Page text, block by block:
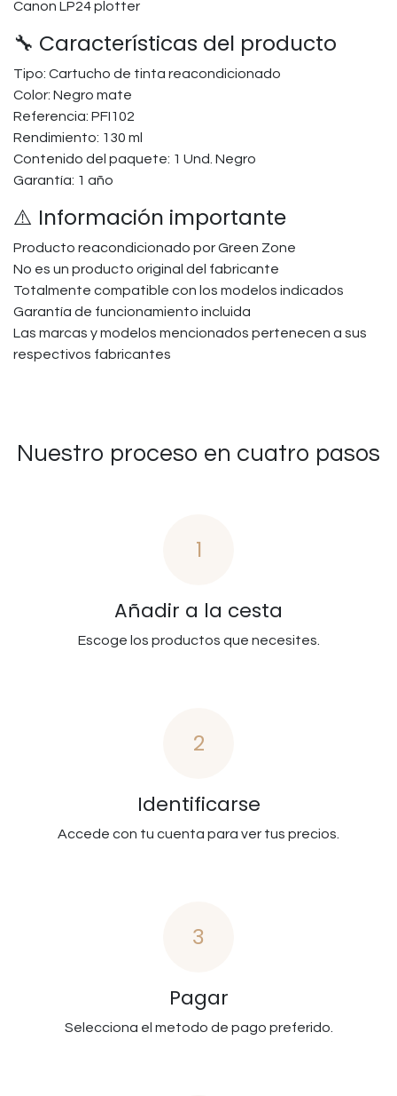
Canon LP24 plotter
🔧 Características del producto
Tipo: Cartucho de tinta reacondicionado
Color: Negro mate
Referencia: PFI102
Rendimiento: 130 ml
Contenido del paquete: 1 Und. Negro
Garantía: 1 año
⚠️ Información importante
Producto reacondicionado por Green Zone
No es un producto original del fabricante
Totalmente compatible con los modelos indicados
Garantía de funcionamiento incluida
Las marcas y modelos mencionados pertenecen a sus
respectivos fabricantes
Nuestro proceso en cuatro pasos
1
Añadir a la cesta
Escoge los productos que necesites.
2
Identificarse
Accede con tu cuenta para ver tus precios.
3
Pagar
Selecciona el metodo de pago preferido.